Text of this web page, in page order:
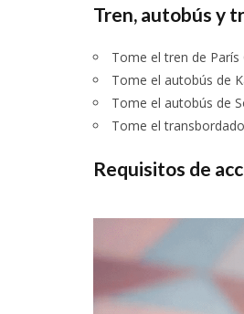
Tren, autobús y
Tome el tren de París
Tome el autobús de
Tome el autobús de
Tome el
Requisitos de